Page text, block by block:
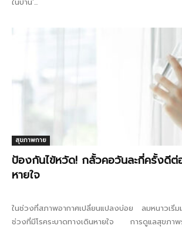
สุขภาพกาย
ป้องกันไข้หวัด! กลั้วคอวันละกี่ครั้งดีต่
หายใจ
ในช่วงที่สภาพอากาศเปลี่ยนแปลงบ่อย ลมหนาวเริ่
ช่วงที่มีโรคระบาดทางเดินหายใจ การดูแลสุขภาพ